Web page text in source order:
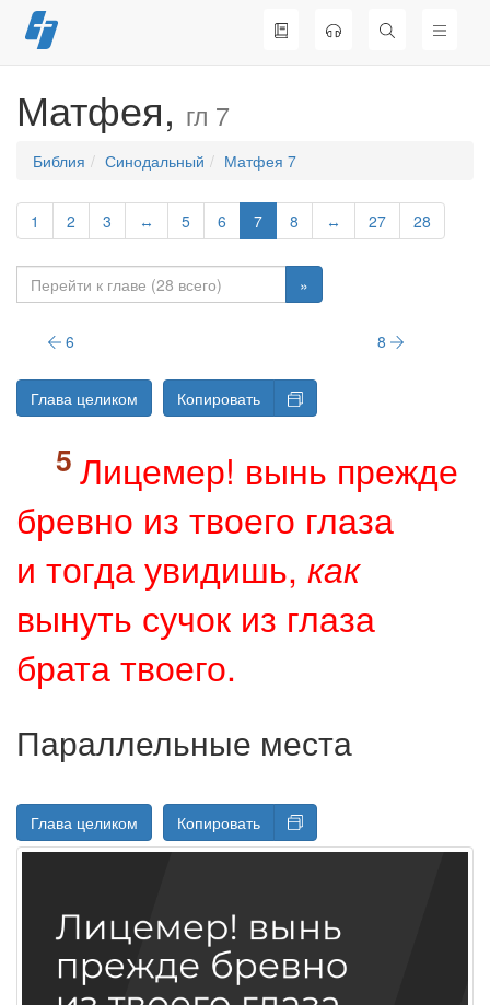
Перейти
к
Матфея, гл 7
Библия Синодальный Матфея 7
1 2 3 ↔ 5 6 7 8 ↔ 27 28
»
6 8
Глава целиком Копировать
Лицемер! вынь прежде
бревно из твоего глаза
и тогда увидишь, как
вынуть сучок из глаза
брата твоего.
Параллельные места
Глава целиком Копировать